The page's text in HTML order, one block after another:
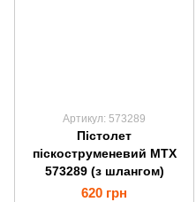
Артикул: 573289
Пістолет
піскоструменевий MTX
573289 (з шлангом)
620 грн